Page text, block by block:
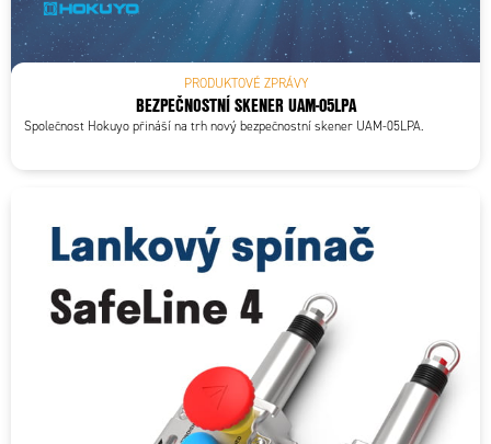
PRODUKTOVÉ ZPRÁVY
BEZPEČNOSTNÍ SKENER UAM-05LPA
Společnost Hokuyo přináší na trh nový bezpečnostní skener UAM-05LPA.